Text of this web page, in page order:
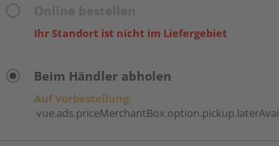
Ihr Standort ist nicht im Liefergebiet
Beim Händler abholen
Auf Vorbestellung: